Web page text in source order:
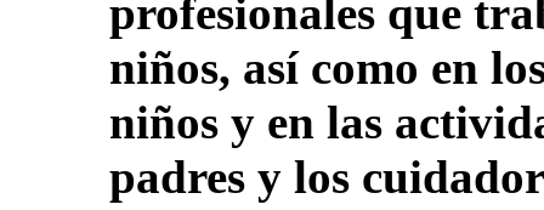
profesionales que
niños, así como en
niños y en las
padres y los